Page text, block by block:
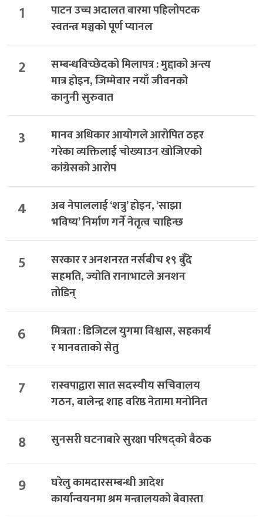
1
पाटन उच्च अदालत बारमा पहिलोपटक
स्वतन्त्र मञ्चको पूर्ण प्यानल
2
सम्बन्धविच्छेदको मिलापत्र : मुद्दाको अन्त्य
मात्र होइन, जिम्मेवार नयाँ जीवनको
कानुनी सुरुवात
3
मानव अधिकार आयोगले आरोपित ठहर
गरेका व्यक्तिलाई चोख्याउन खोजिएको
कांग्रेसको आरोप
4
अब नेपाललाई ‘शत्रु’ होइन, ‘साझा
भविष्य’ निर्माण गर्ने नेतृत्व चाहिन्छ
5
सरकार र अनशनरत नर्सबीच १९ बुँदे
सहमति, ज्योति रानाभाटले अनशन
तोडिन्
6
मित्रता : डिजिटल युगमा विश्वास, सहकार्य
र मानवताको सेतु
7
रास्वपाद्वारा सात सदस्यीय सचिवालय
गठन, बालेन्द्र शाह वरिष्ठ नेतामा मनोनित
8 सुनसरी घटनाबारे सुरक्षा परिषद्को बैठक
9
घरेलु कामदारसम्बन्धी आदेश
कार्यान्वयनमा श्रम मन्त्रालयको बेवास्ता